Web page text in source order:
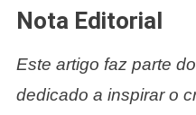
Nota Editorial
Este artigo faz parte
dedicado a inspirar o